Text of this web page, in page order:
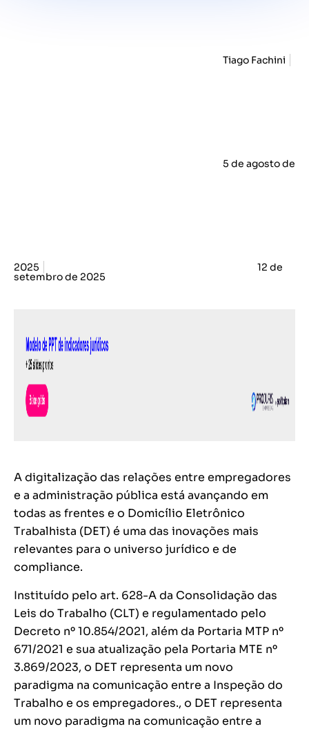
Tiago Fachini
5 de agosto de
2025 12 de
setembro de 2025
A digitalização das relações entre empregadores
e a administração pública está avançando em
todas as frentes e o Domicílio Eletrônico
Trabalhista (DET) é uma das inovações mais
relevantes para o universo jurídico e de
compliance.
Instituído pelo art. 628-A da Consolidação das
Leis do Trabalho (CLT) e regulamentado pelo
Decreto nº 10.854/2021, além da Portaria MTP nº
671/2021 e sua atualização pela Portaria MTE nº
3.869/2023, o DET representa um novo
paradigma na comunicação entre a Inspeção do
Trabalho e os empregadores., o DET representa
um novo paradigma na comunicação entre a